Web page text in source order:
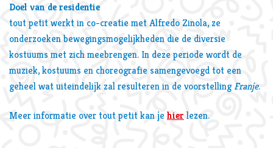
Doel van de residentie
tout petit werkt in co-creatie met Alfredo Zinola, ze
onderzoeken bewegingsmogelijkheden die de diversie
kostuums met zich meebrengen. In deze periode wordt de
muziek, kostuums en choreografie samengevoegd tot een
geheel wat uiteindelijk zal resulteren in de voorstelling Franje.
Meer informatie over tout petit kan je hier lezen.